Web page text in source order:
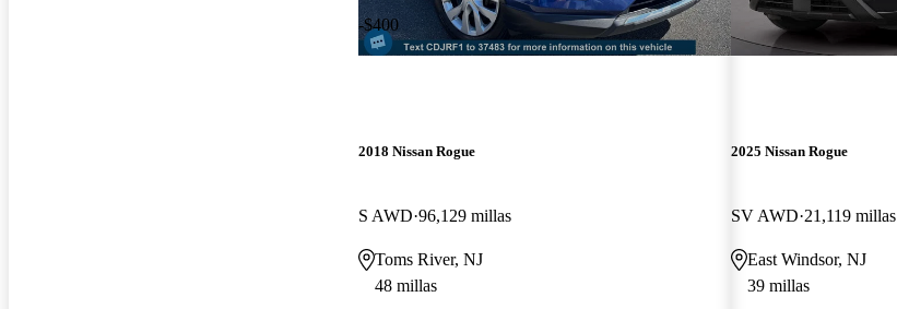
-$400
2018 Nissan Rogue
S AWD 96,129 millas
Toms River, NJ
48 millas
2025 Nissan Rogue
SV AWD 21,119 millas
East Windsor, NJ
39 millas